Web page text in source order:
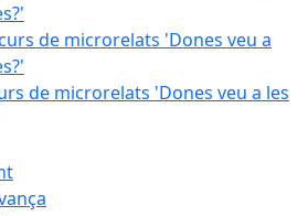
de microrelats 'Dones veu a
de microrelats 'Dones veu a les